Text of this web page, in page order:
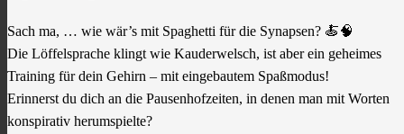
Sach ma, … wie wär’s mit Spaghetti für die Synapsen? 🍝🧠
Die Löffelsprache klingt wie Kauderwelsch, ist aber ein geheimes
Training für dein Gehirn – mit eingebautem Spaßmodus!
Erinnerst du dich an die Pausenhofzeiten, in denen man mit Worten
konspirativ herumspielte?